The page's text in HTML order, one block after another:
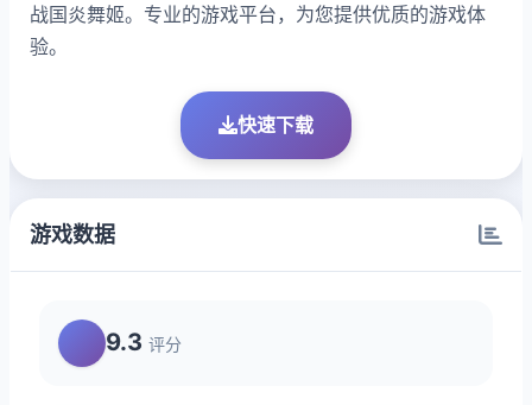
战国炎舞姬。专业的游戏平台，为您提供优质的游戏体
验。
快速下载
游戏数据
9.3 评分